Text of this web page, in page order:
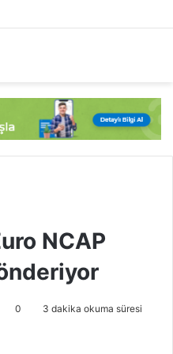
NCAP
0 3 dakika okuma süresi